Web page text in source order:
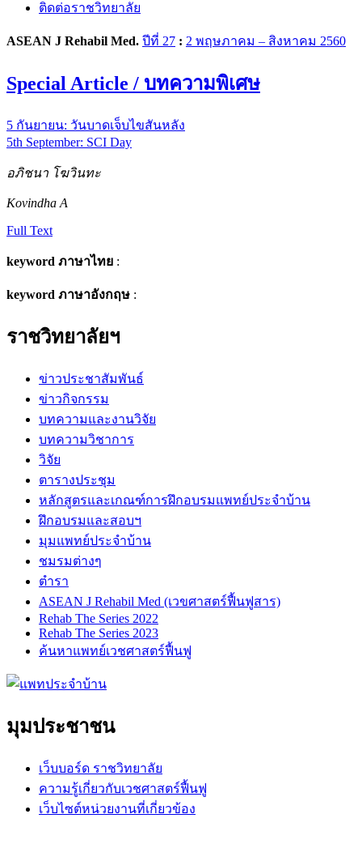
ติดต่อราชวิทยาลัย
ASEAN J Rehabil Med. ปีที่ 27 : 2 พฤษภาคม – สิงหาคม 2560
Special Article / บทความพิเศษ
5 กันยายน: วันบาดเจ็บไขสันหลัง
5th September: SCI Day
อภิชนา โฆวินทะ
Kovindha A
Full Text
keyword ภาษาไทย :
keyword ภาษาอังกฤษ :
ราชวิทยาลัยฯ
ข่าวประชาสัมพันธ์
ข่าวกิจกรรม
บทความและงานวิจัย
บทความวิชาการ
วิจัย
ตารางประชุม
หลักสูตรและเกณฑ์การฝึกอบรมแพทย์ประจำบ้าน
ฝึกอบรมและสอบฯ
มุมแพทย์ประจำบ้าน
ชมรมต่างๆ
ตำรา
ASEAN J Rehabil Med (เวขศาสตร์ฟื้นฟูสาร)
Rehab The Series 2022
Rehab The Series 2023
ค้นหาแพทย์เวชศาสตร์ฟื้นฟู
มุมประชาชน
เว็บบอร์ด ราชวิทยาลัย
ความรู้เกี่ยวกับเวชศาสตร์ฟื้นฟู
เว็บไซต์หน่วยงานที่เกี่ยวข้อง